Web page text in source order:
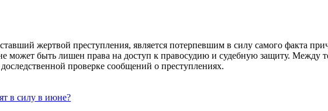
жертвой преступления, является потерпевшим в силу самого факта
может быть лишен права на доступ к правосудию и судебную защиту. Между
проверке сообщений о преступлениях.
в силу в июне?